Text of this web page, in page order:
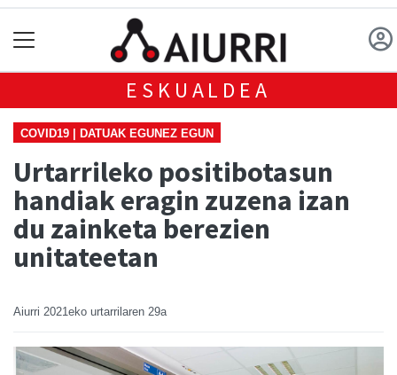
ESKUALDEA
COVID19 | DATUAK EGUNEZ EGUN
Urtarrileko positibotasun
handiak eragin zuzena izan
du zainketa berezien
unitateetan
Aiurri 2021eko urtarrilaren 29a